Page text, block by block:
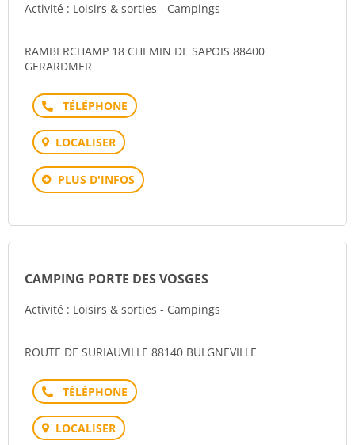
Activité : Loisirs & sorties - Campings
RAMBERCHAMP 18 CHEMIN DE SAPOIS 88400
GERARDMER
Téléphone
LOCALISER
PLUS D'INFOS
CAMPING PORTE DES VOSGES
Activité : Loisirs & sorties - Campings
ROUTE DE SURIAUVILLE 88140 BULGNEVILLE
Téléphone
LOCALISER